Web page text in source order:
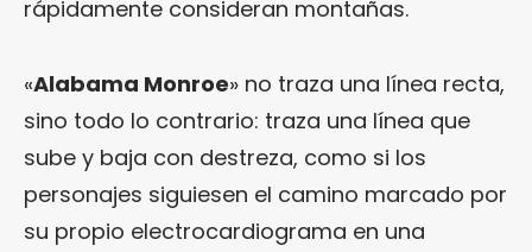
rápidamente consideran montañas.
«Alabama Monroe» no traza una línea recta,
sino todo lo contrario: traza una línea que
sube y baja con destreza, como si los
personajes siguiesen el camino marcado por
su propio electrocardiograma en una